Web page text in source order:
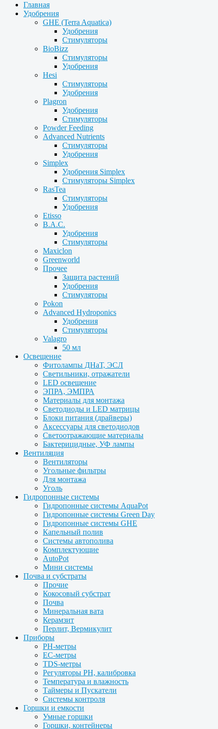
Главная
Удобрения
GHE (Terra Aquatica)
Удобрения
Стимуляторы
BioBizz
Стимуляторы
Удобрения
Hesi
Стимуляторы
Удобрения
Plagron
Удобрения
Стимуляторы
Powder Feeding
Advanced Nutrients
Стимуляторы
Удобрения
Simplex
Удобрения Simplex
Стимуляторы Simplex
RasTea
Стимуляторы
Удобрения
Etisso
B.A.C.
Удобрения
Стимуляторы
Maxiclon
Greenworld
Прочее
Защита растений
Удобрения
Стимуляторы
Pokon
Advanced Hydroponics
Удобрения
Стимуляторы
Valagro
50 мл
Освещение
Фитолампы ДНаТ, ЭСЛ
Светильники, отражатели
LED освещение
ЭПРА, ЭМПРА
Материалы для монтажа
Светодиоды и LED матрицы
Блоки питания (драйверы)
Аксессуары для светодиодов
Светоотражающие материалы
Бактерицидные, УФ лампы
Вентиляция
Вентиляторы
Угольные фильтры
Для монтажа
Уголь
Гидропонные системы
Гидропонные системы AquaPot
Гидропонные системы Green Day
Гидропонные системы GHE
Капельный полив
Системы автополива
Комплектующие
AutoPot
Мини системы
Почва и субстраты
Прочие
Кокосовый субстрат
Почва
Минеральная вата
Керамзит
Перлит, Вермикулит
Приборы
PH-метры
EC-метры
TDS-метры
Регуляторы PH, калибровка
Температура и влажность
Таймеры и Пускатели
Системы контроля
Горшки и емкости
Умные горшки
Горшки, контейнеры